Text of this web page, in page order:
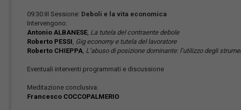
09:30 III Sessione: Deboli e la vita economica
Intervengono:
Antonio ALBANESE, La tutela del contraente debole
Roberto PESSI, Gig economy e tutela del lavoratore
Roberto CHIEPPA, L’abuso di posizione dominante: l’utilizzo degli
Eventuali interventi programmati e discussione
Meditazione conclusiva:
Francesco COCCOPALMERIO